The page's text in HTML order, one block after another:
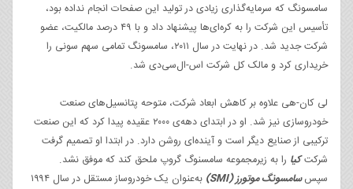
سامسونگ که سرمایه‌گذاری زیادی در تولید این صفحات انجام نداده بود،
تأسیس این شرکت را به کره‌ای‌ها پیشنهاد داد و با ۴۹ درصد مالکیت، عضو
شرکت جدید شد. در نهایت در سال ۲۰۱۱، سامسونگ تمامی سهم سونی را
خریداری کرد و مالک کل شرکت اس-ال‌سی‌دی شد.
لی کان-هی علاوه بر کاهش ابعاد شرکت، متوحه پتانسیل‌های صنعت
خودروسازی نیز شد. او در ابتدای دهه‌ی ۲۰۰۰ عقیده پیدا کرد که این صنعت
ترکیبی از صنایع دیگر است و آینده‌ای روشن دارد. در ابتدا او تصمیم گرفت
شرکتکیا را به زیرمجموعه‌ سامسنوگ گروپ ملحق کند که موفق نشد.
سپسسامسونگ موتورز (SMI)
به‌عنوان یک خودروساز مستقل در سال ۱‍۹۹۴